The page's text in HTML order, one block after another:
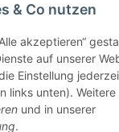
haben wir ein
& Co nutzen
akzeptieren“
auf unserer
Einstellung
links unten).
und in unserer
.